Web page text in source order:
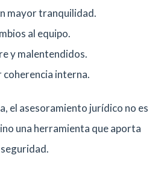
mayor tranquilidad.
al equipo.
y malentendidos.
coherencia interna.
el asesoramiento jurídico no es
una herramienta que aporta